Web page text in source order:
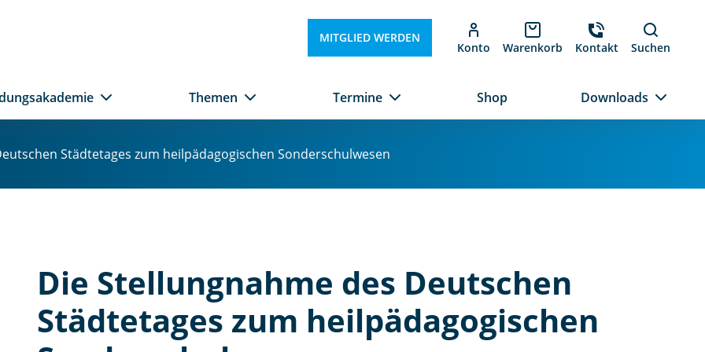
MITGLIED WERDEN
Konto Warenkorb Kontakt Suchen
Themen Termine Shop Downloads
Städtetages zum heilpädagogischen Sonderschulwesen
Die Stellungnahme des Deutschen
Städtetages zum heilpädagogischen